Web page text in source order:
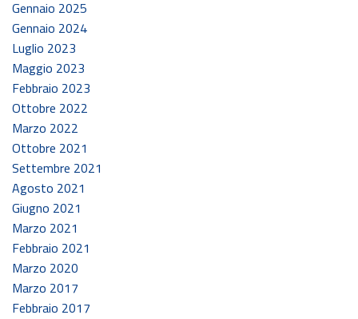
Gennaio 2025
Gennaio 2024
Luglio 2023
Maggio 2023
Febbraio 2023
Ottobre 2022
Marzo 2022
Ottobre 2021
Settembre 2021
Agosto 2021
Giugno 2021
Marzo 2021
Febbraio 2021
Marzo 2020
Marzo 2017
Febbraio 2017